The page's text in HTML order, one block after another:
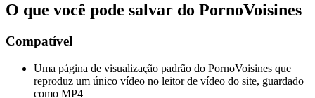
O que você pode salvar do PornoVoisines
Compatível
Uma página de visualização padrão do PornoVoisines que
reproduz um único vídeo no leitor de vídeo do site, guardado
como MP4